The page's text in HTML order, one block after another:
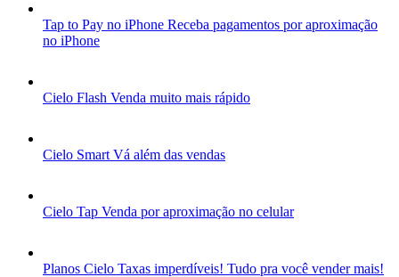
Tap to Pay no iPhone Receba pagamentos por aproximação
no iPhone
Cielo Flash Venda muito mais rápido
Cielo Smart Vá além das vendas
Cielo Tap Venda por aproximação no celular
Planos Cielo Taxas imperdíveis! Tudo pra você vender mais!